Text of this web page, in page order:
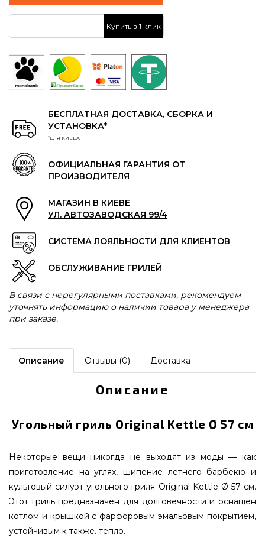
Купить в 1 клик
БЕСПЛАТНАЯ ДОСТАВКА, СБОРКА И
УСТАНОВКА*
*ДЛЯ КИЕВА
ОФИЦИАЛЬНАЯ ГАРАНТИЯ ОТ
ПРОИЗВОДИТЕЛЯ
МАГАЗИН В КИЕВЕ
УЛ. АВТОЗАВОДСКАЯ 99/4
СИСТЕМА ЛОЯЛЬНОСТИ ДЛЯ КЛИЕНТОВ
ОБСЛУЖИВАНИЕ ГРИЛЕЙ
В связи с нерегулярными поставками, рекомендуем
уточнять информацию о наличии товара у менеджера
при заказе.
Описание Отзывы (0) Доставка
Описание
Угольный гриль Original Kettle Ø 57 см
Некоторые вещи никогда не выходят из моды — как
приготовление на углях, шипение летнего барбекю и
культовый силуэт угольного гриля Original Kettle Ø 57 см.
Этот гриль предназначен для долговечности и оснащен
котлом и крышкой с фарфоровым эмальовым покрытием,
устойчивым к также. тепло.